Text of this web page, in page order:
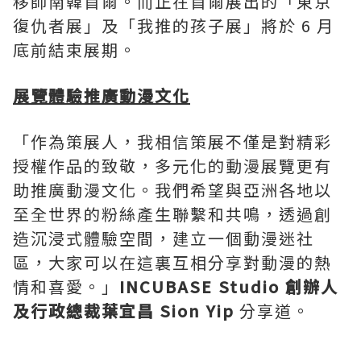
復仇者展」及「我推的孩子展」將於 6 月
底前結束展期。
展覽體驗推廣動漫文化
「作為策展人，我相信策展不僅是對精彩
授權作品的致敬，多元化的動漫展覽更有
助推廣動漫文化。我們希望與亞洲各地以
至全世界的粉絲產生聯繫和共鳴，透過創
造沉浸式體驗空間，建立一個動漫迷社
區，大家可以在這裏互相分享對動漫的熱
情和喜愛。」 INCUBASE Studio 創辦人
及行政總裁葉宜昌 Sion Yip 分享道。